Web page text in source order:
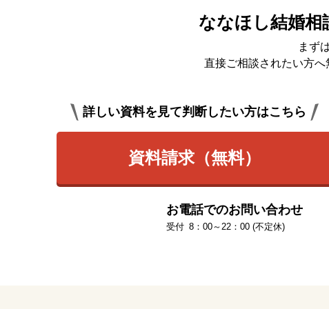
ななほし結婚相
まず
直接ご相談されたい方
詳しい資料を見て判断したい方はこちら
資料請求（無料）
お電話でのお問い合わせ
8：00～22：00 (不定休)